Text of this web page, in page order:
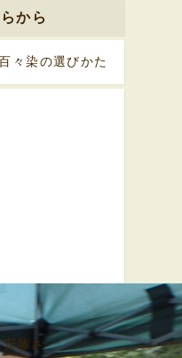
から
々染の選びかた
安藤さ